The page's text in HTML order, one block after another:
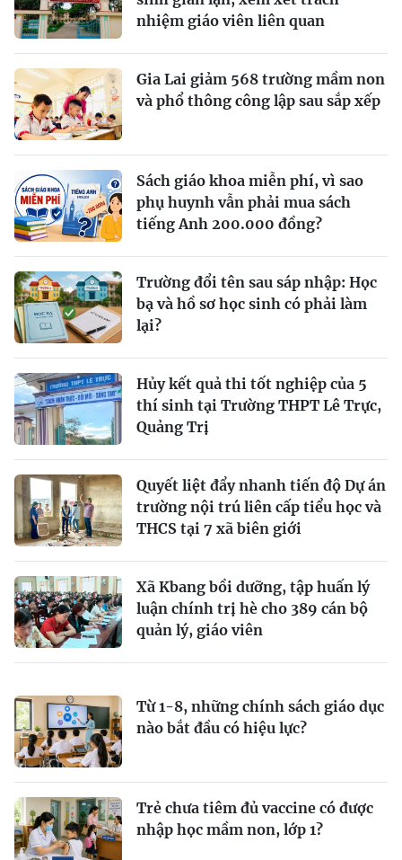
nhiệm giáo viên liên quan
Gia Lai giảm 568 trường mầm non
và phổ thông công lập sau sắp xếp
Sách giáo khoa miễn phí, vì sao
phụ huynh vẫn phải mua sách
tiếng Anh 200.000 đồng?
Trường đổi tên sau sáp nhập: Học
bạ và hồ sơ học sinh có phải làm
lại?
Hủy kết quả thi tốt nghiệp của 5
thí sinh tại Trường THPT Lê Trực,
Quảng Trị
Quyết liệt đẩy nhanh tiến độ Dự án
trường nội trú liên cấp tiểu học và
THCS tại 7 xã biên giới
Xã Kbang bồi dưỡng, tập huấn lý
luận chính trị hè cho 389 cán bộ
quản lý, giáo viên
Từ 1-8, những chính sách giáo dục
nào bắt đầu có hiệu lực?
Trẻ chưa tiêm đủ vaccine có được
nhập học mầm non, lớp 1?